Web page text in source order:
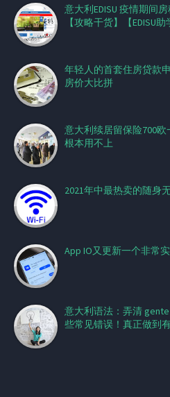
意大利EDISU 疫情期间
【攻略干货】【EDISU助
年轻人的首套住房贷款
房价大比拼
意大利续居留保险700
根本用不上
2021年中最热卖的随身
App IO又更新一个非常
意大利语法：弄清
些常见错误！真正做到